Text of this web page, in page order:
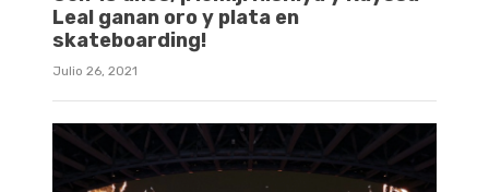
Leal ganan oro y plata en
skateboarding!
Julio 26, 2021